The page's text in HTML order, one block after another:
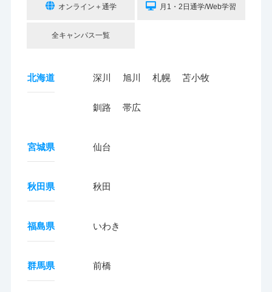
オンライン＋通学 月1・2日通学/Web学習
全キャンパス一覧
北海道 深川 旭川 札幌 苫小牧
釧路 帯広
宮城県 仙台
秋田県 秋田
福島県 いわき
群馬県 前橋